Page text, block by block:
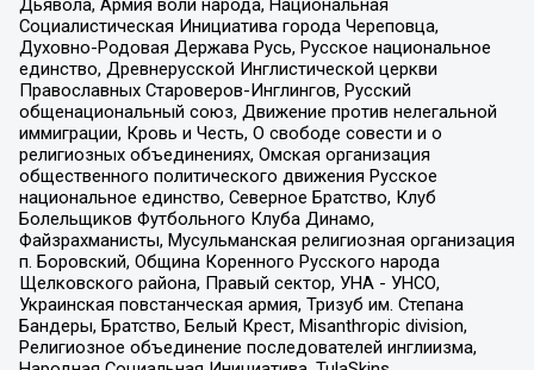
Дьявола, Армия воли народа, Национальная
Социалистическая Инициатива города Череповца,
Духовно-Родовая Держава Русь, Русское национальное
единство, Древнерусской Инглистической церкви
Православных Староверов-Инглингов, Русский
общенациональный союз, Движение против нелегальной
иммиграции, Кровь и Честь, О свободе совести и о
религиозных объединениях, Омская организация
общественного политического движения Русское
национальное единство, Северное Братство, Клуб
Болельщиков Футбольного Клуба Динамо,
Файзрахманисты, Мусульманская религиозная организация
п. Боровский, Община Коренного Русского народа
Щелковского района, Правый сектор, УНА - УНСО,
Украинская повстанческая армия, Тризуб им. Степана
Бандеры, Братство, Белый Крест, Misanthropic division,
Религиозное объединение последователей инглиизма,